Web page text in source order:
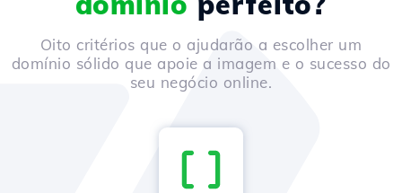
Oito critérios que o ajudarão a escolher um
domínio sólido que apoie a imagem e o sucesso do
seu negócio online.